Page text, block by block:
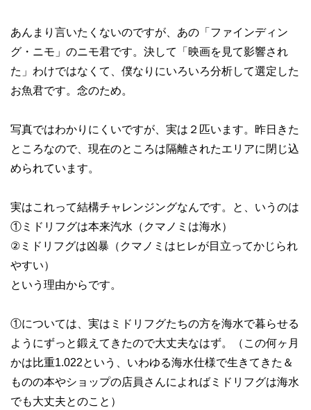
あんまり言いたくないのですが、あの「ファインディン
グ・ニモ」のニモ君です。決して「映画を見て影響され
た」わけではなくて、僕なりにいろいろ分析して選定した
お魚君です。念のため。
写真ではわかりにくいですが、実は２匹います。昨日きた
ところなので、現在のところは隔離されたエリアに閉じ込
められています。
実はこれって結構チャレンジングなんです。と、いうのは
①ミドリフグは本来汽水（クマノミは海水）
②ミドリフグは凶暴（クマノミはヒレが目立ってかじられ
やすい）
という理由からです。
①については、実はミドリフグたちの方を海水で暮らせる
ようにずっと鍛えてきたので大丈夫なはず。（この何ヶ月
かは比重1.022という、いわゆる海水仕様で生きてきた＆
ものの本やショップの店員さんによればミドリフグは海水
でも大丈夫とのこと）